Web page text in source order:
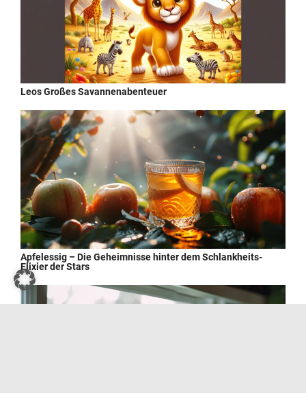
Leos Großes Savannenabenteuer
Apfelessig – Die Geheimnisse hinter dem Schlankheits-
Elixier der Stars